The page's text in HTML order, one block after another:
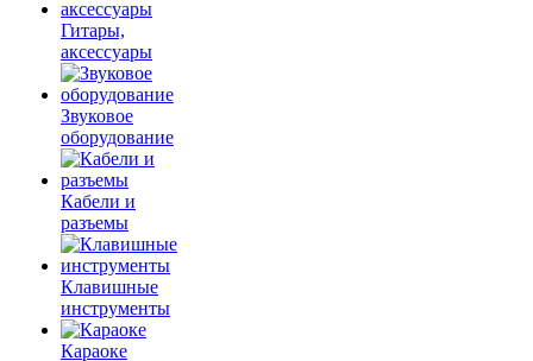
Гитары,
аксессуары
Звуковое
оборудование
Кабели и
разъемы
Клавишные
инструменты
Караоке